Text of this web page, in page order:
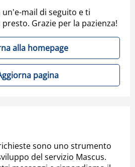
mail di seguito e ti
Grazie per la pazienza!
alla homepage
pagina
sono uno strumento
del servizio Mascus.